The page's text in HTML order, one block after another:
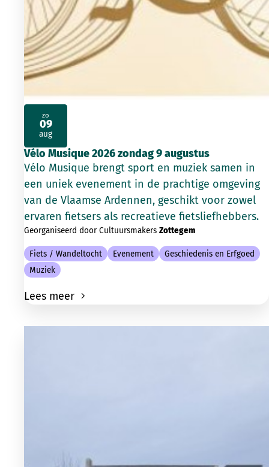
Vélo Musique 2026 zondag 9 augustus
Vélo Musique brengt sport en muziek samen in
een uniek evenement in de prachtige omgeving
van de Vlaamse Ardennen, geschikt voor zowel
ervaren fietsers als recreatieve fietsliefhebbers.
Georganiseerd door Cultuursmakers Zottegem
Fiets / Wandeltocht Evenement
Geschiedenis en Erfgoed
Muziek
Lees meer
zo
09
aug
2026